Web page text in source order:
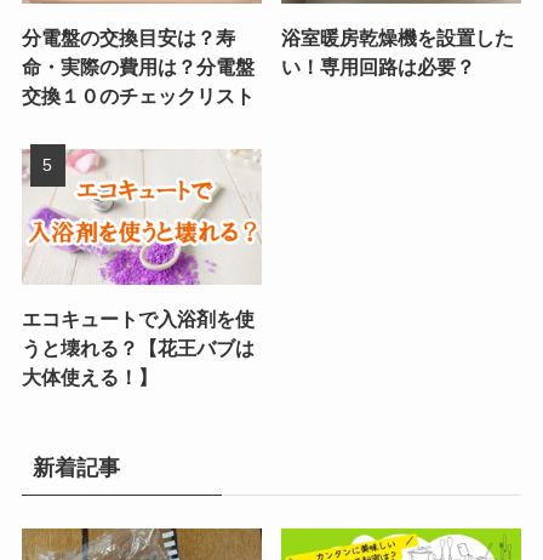
分電盤の交換目安は？寿
命・実際の費用は？分電盤
交換１０のチェックリスト
浴室暖房乾燥機を設置した
い！専用回路は必要？
エコキュートで入浴剤を使
うと壊れる？【花王バブは
大体使える！】
新着記事